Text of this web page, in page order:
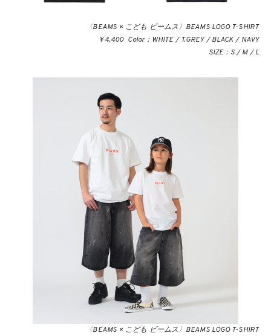
〈BEAMS × こども ビームス〉BEAMS LOGO T-SHIRT
￥4,400 Color：WHITE / T.GREY / BLACK / NAVY
SIZE：S / M / L
〈BEAMS × こども ビームス〉BEAMS LOGO T-SHIRT